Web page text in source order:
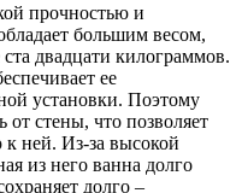
прочностью и
большим весом,
двадцати килограммов.
ее
установки. Поэтому
от стены, что позволяет
к ней. Из-за высокой
из него ванна долго
долго –